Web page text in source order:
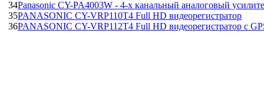
34Panasonic CY-PA4003W - 4-х канальный аналоговый
35PANASONIC CY-VRP110T4 Full HD видеорегистратор
36PANASONIC CY-VRP112T4 Full HD видеорегистратор c